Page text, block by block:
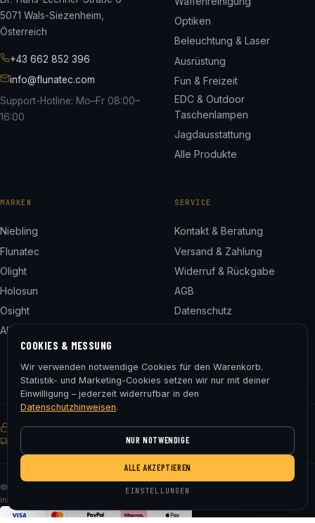
5071 Wals-Siezenheim,
Österreich
+43 662 852 396
info@flunatec.com
Support-Hotline: Mo–Fr 08:00–
16:00
Optiken
Beleuchtung & Laser
Ausrüstung
Fun & Freizeit
EDC & Outdoor
Taschenlampen
Jagdausstattung
Alle Produkte
MARKEN
Niebling
Flunatec
Olight
Holosun
Osight
Alle 24 Marken
SERVICE
Kontakt & Beratung
Versand & Zahlung
Widerruf & Rückgabe
AGB
Datenschutz
SSL-verschlüsselt Käuferschutz
30 Tage Rückgaberecht
© 2026 Fluna Tec & Research GmbH · FN 330182m, LG Salzburg · Alle Preise
inkl. MwSt. zzgl. Versand
COOKIES & MESSUNG
Wir verwenden notwendige Cookies für den Warenkorb.
Statistik- und Marketing-Cookies setzen wir nur mit deiner
Einwilligung – jederzeit widerrufbar in den
Datenschutzhinweisen.
ALLE AKZEPTIEREN
NUR NOTWENDIGE
EINSTELLUNGEN